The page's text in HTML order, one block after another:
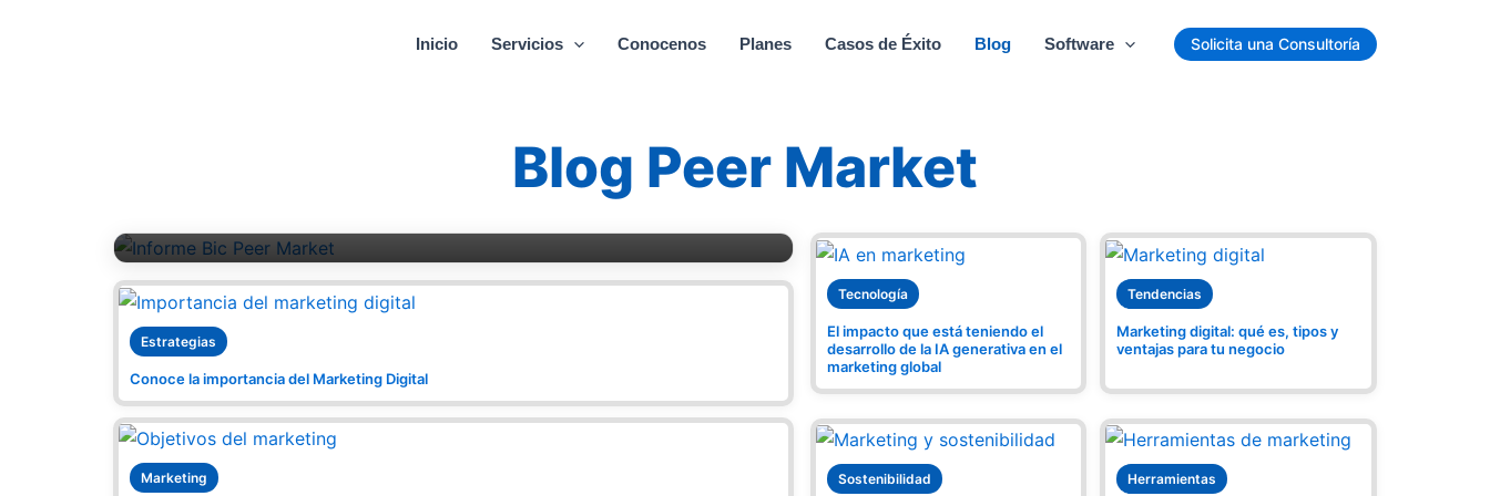
Inicio Servicios Conocenos Planes Casos de Éxito Blog Software Solicita una Consultoría
Blog Peer Market
Estrategias
Conoce la importancia del Marketing Digital
Marketing
Tecnología
El impacto que está teniendo el
desarrollo de la IA generativa en el
marketing global
Tendencias
Marketing digital: qué es, tipos y
ventajas para tu negocio
Sostenibilidad Herramientas
Redes Sociales
Cómo las Marcas Están